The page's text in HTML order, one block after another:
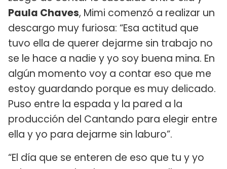
Paula Chaves, Mimi comenzó a realizar un
descargo muy furiosa: “Esa actitud que
tuvo ella de querer dejarme sin trabajo no
se le hace a nadie y yo soy buena mina. En
algún momento voy a contar eso que me
estoy guardando porque es muy delicado.
Puso entre la espada y la pared a la
producción del Cantando para elegir entre
ella y yo para dejarme sin laburo”.
“El día que se enteren de eso que tu y yo